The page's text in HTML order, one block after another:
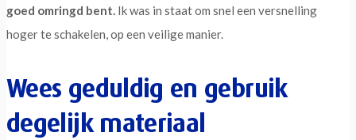
goed omringd bent. Ik was in staat om snel een versnelling
hoger te schakelen, op een veilige manier.
Wees geduldig en gebruik
degelijk materiaal